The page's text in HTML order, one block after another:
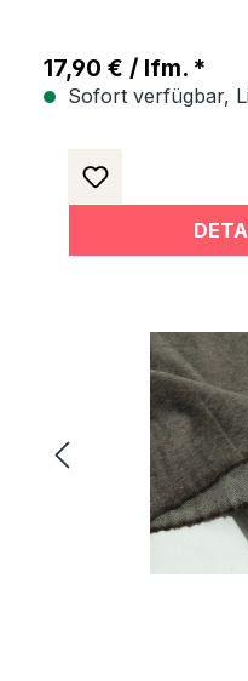
17,90 € / lfm. *
Sofort verfügbar,